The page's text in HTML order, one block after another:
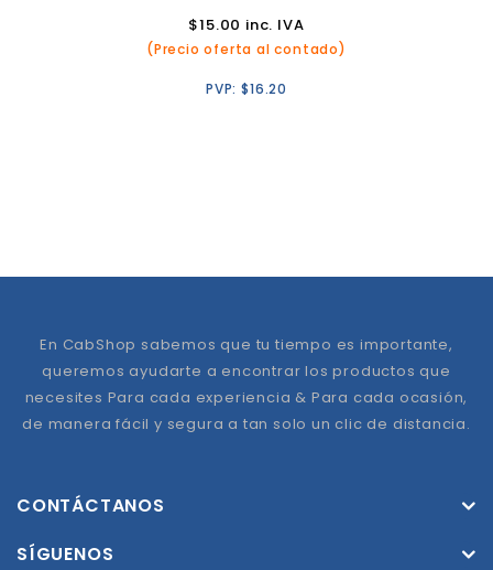
$15.00 inc. IVA
(Precio oferta al contado)
PVP:$16.20
En CabShop sabemos que tu tiempo es importante,
queremos ayudarte a encontrar los productos que
necesites Para cada experiencia & Para cada ocasión,
de manera fácil y segura a tan solo un clic de distancia.
CONTÁCTANOS
SÍGUENOS